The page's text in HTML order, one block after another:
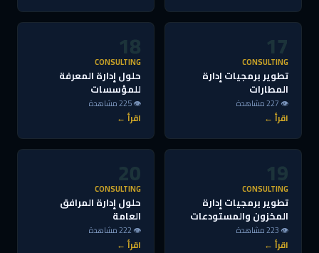
17
CONSULTING
تطوير برمجيات إدارة
المطارات
👁 227 مشاهدة
اقرأ ←
18
CONSULTING
حلول إدارة المعرفة
للمؤسسات
👁 225 مشاهدة
اقرأ ←
19
CONSULTING
تطوير برمجيات إدارة
المخزون والمستودعات
👁 223 مشاهدة
اقرأ ←
20
CONSULTING
حلول إدارة المرافق
العامة
👁 222 مشاهدة
اقرأ ←